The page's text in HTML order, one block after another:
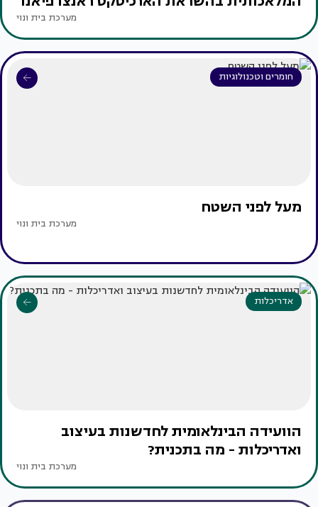
מערכת בית ונוי
חומרים וטכנולוגיות
מעל לפני השטח
מערכת בית ונוי
אדריכלות
הוועידה הבינלאומית לחדשנות בעיצוב
ואדריכלות - מה בתכנית?
מערכת בית ונוי